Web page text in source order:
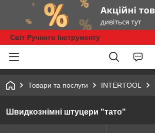
Світ Ручного Інструменту
Товари та послуги INTERTOOL
Швидкознімні штуцери "тато"